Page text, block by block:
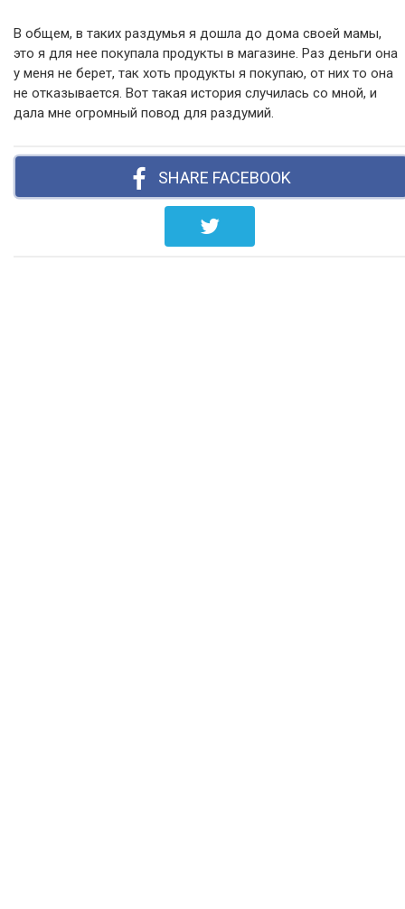
В общем, в таких раздумья я дошла до дома своей мамы,
это я для нее покупала продукты в магазине. Раз деньги она
у меня не берет, так хоть продукты я покупаю, от них то она
не отказывается. Вот такая история случилась со мной, и
дала мне огромный повод для раздумий.
SHARE FACEBOOK